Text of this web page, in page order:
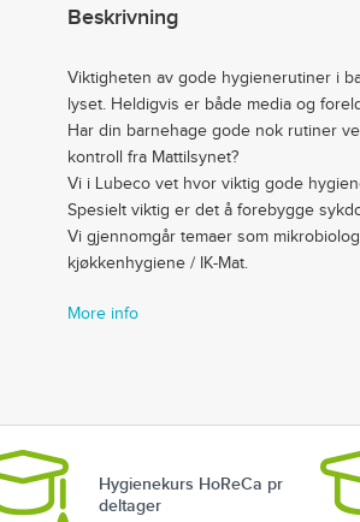
Beskrivning
Viktigheten av gode hygienerutiner i
lyset. Heldigvis er både media og
Har din barnehage gode nok rutiner
kontroll fra Mattilsynet?
Vi i Lubeco vet hvor viktig gode
Spesielt viktig er det å forebygge
Vi gjennomgår temaer som
kjøkkenhygiene / IK-Mat.
More info
Hygienekurs HoReCa pr
deltager